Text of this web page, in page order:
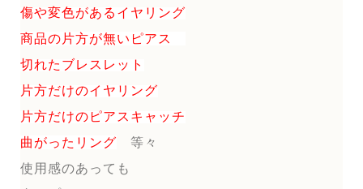
傷や変色があるイヤリング
商品の片方が無いピアス
切れたブレスレット
片方だけのイヤリング
片方だけのピアスキャッチ
曲がったリング
等々
使用感のあっても